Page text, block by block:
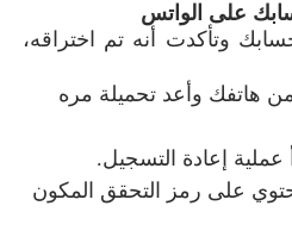
على الواتس
وتأكدت أنه تم اختراقه،
هاتفك وأعد تحميلة مره
عملية إعادة التسجيل.
على رمز التحقق المكون